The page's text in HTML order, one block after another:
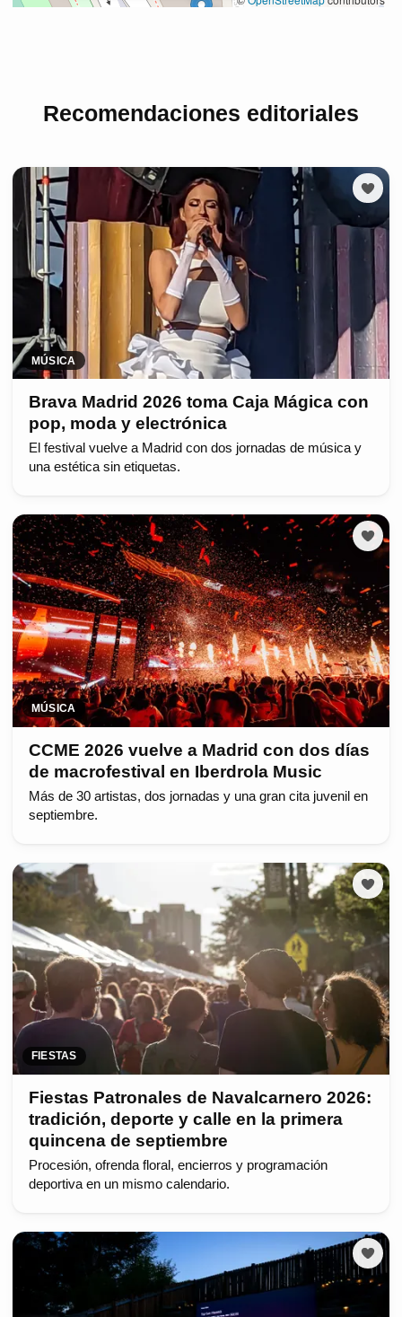
Recomendaciones editoriales
MÚSICA
Brava Madrid 2026 toma Caja Mágica con
pop, moda y electrónica
El festival vuelve a Madrid con dos jornadas de música y
una estética sin etiquetas.
MÚSICA
CCME 2026 vuelve a Madrid con dos días
de macrofestival en Iberdrola Music
Más de 30 artistas, dos jornadas y una gran cita juvenil en
septiembre.
FIESTAS
Fiestas Patronales de Navalcarnero 2026:
tradición, deporte y calle en la primera
quincena de septiembre
Procesión, ofrenda floral, encierros y programación
deportiva en un mismo calendario.